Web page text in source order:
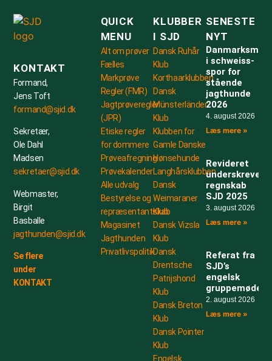
KONTAKT
Formand,
Jens Toft
formand@sjid.dk
Sekretær,
Ole Dahl
Madsen
sekretaer@sjid.dk
Webmaster,
Birgit
Basballe
jagthunden@sjid.dk
Se flere
under
KONTAKT
QUICK
MENU
Alt om prøver
Fælles
Markprøve
Regler (FMR)
Jagtprøveregler
(JPR)
Etiske regler
for dommere
Prøveafregning
Prøvekalender
Alle udvalg
Bestyrelse og
repræsentantskab
Magasinet
Jagthunden
Privatlivspolitik
KLUBBER
I SJD
Dansk Ruhår
Klub
Korthaarklubben
Dansk
Münsterländer
Klub
Klubben for
Gamle Danske
Hønsehunde
Langhårsklubben
Dansk
Weimaraner
Klub
Dansk Vizsla
Klub
Dansk
Drentsche
Patrijshond
Klub
Dansk Breton
Klub
Dansk Pointer
Klub
Engelsk
SENESTE
NYT
i schweiss-
spor for
stående
jagthunde
2026
4. august 2026
Læs mere »
Revideret
underskrevet
regnskab
SJD 2025
3. august 2026
Læs mere »
Referat fra
SJD’s
engelsk
gruppemøde
2. august 2026
Læs mere »